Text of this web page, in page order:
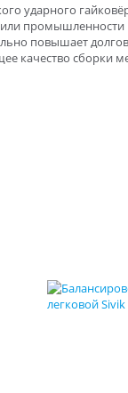
ударного
промышленности
повышает
качество сборки